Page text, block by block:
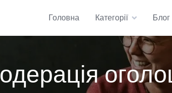
Головна Категорії Блог